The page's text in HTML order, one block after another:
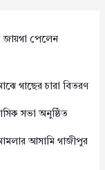
জায়গা পেলেন
গাছের চারা বিতরণ
সভা অনুষ্ঠিত
আসামি গাজীপুর